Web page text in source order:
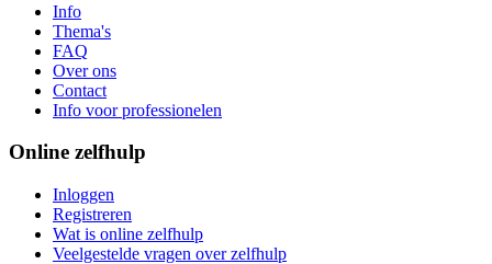
Info
Thema's
FAQ
Over ons
Contact
Info voor professionelen
Online zelfhulp
Inloggen
Registreren
Wat is online zelfhulp
Veelgestelde vragen over zelfhulp